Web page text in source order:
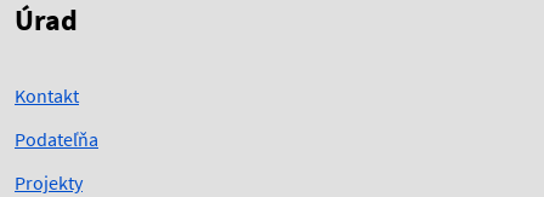
Úrad
Kontakt
Podateľňa
Projekty